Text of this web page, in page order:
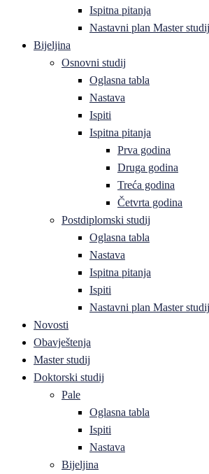
Ispitna pitanja
Nastavni plan Master studij
Bijeljina
Osnovni studij
Oglasna tabla
Nastava
Ispiti
Ispitna pitanja
Prva godina
Druga godina
Treća godina
Četvrta godina
Postdiplomski studij
Oglasna tabla
Nastava
Ispitna pitanja
Ispiti
Nastavni plan Master studij
Novosti
Obavještenja
Master studij
Doktorski studij
Pale
Oglasna tabla
Ispiti
Nastava
Bijeljina